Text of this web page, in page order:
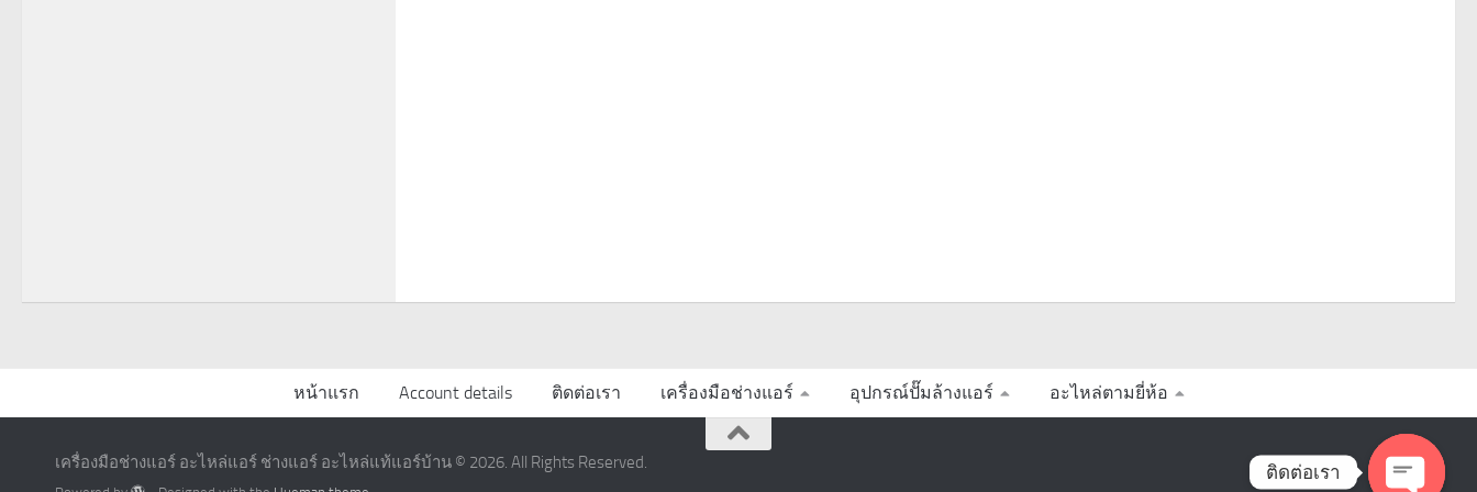
หน้าแรก Account details ติดต่อเรา เครื่องมือช่างแอร์ อุปกรณ์ปั๊มล้างแอร์ อะไหล่ตามยี่ห้อ
เครื่องมือช่างแอร์ อะไหล่แอร์ ช่างแอร์ อะไหล่แท้แอร์บ้าน © 2026. All Rights Reserved. ติดต่อเรา